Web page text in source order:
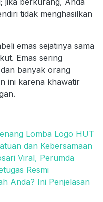
tidak menghasilkan
emas sejatinya sama
Emas sering
banyak orang
ini karena khawatir
Lomba Logo HUT
dan Kebersamaan
Viral, Perumda
Resmi
Anda? Ini Penjelasan